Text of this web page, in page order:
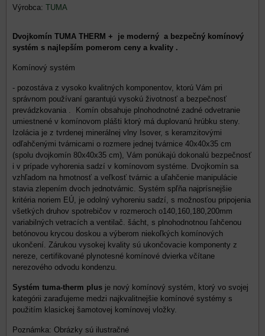
Výrobca: TUMA
Dvojkomín TUMA THERM + je moderný a bezpečný komínový
systém s najlepším pomerom ceny a kvality .
Komínový systém
- pozostáva z vysoko kvalitných komponentov, ktorú Vám pri
správnom používaní garantujú vysokú životnosť a bezpečnosť
prevádzkovania . Komín obsahuje plnohodnotné zadné odvetranie
umiestnené v komínovom plášti ktorý má duplovanú hrúbku steny.
Izolácia je z tvrdenej minerálnej vlny Isover, s keramzitovými
odľahčenými tvárnicami o rozmere jednej tvárnice 40x40x35 cm
(spolu dvojkomín 80x40x35 cm), Vám ponúkajú dokonalú bezpečnosť
i v prípade vyhorenia sadzí v komínovom systéme. Dvojkomín sa
vzhľadom na hmotnosť a veľkosť tvárnic a uľahčenie manipulácie
stavia zlepením dvoch jednotvárnic. Systém spľňa najprísnejšie
kritéria noriem EÚ, je odolný vyhoreniu sadzí, s možnosťou pripojenia
všetkých druhov spotrebičov v rozmeroch o140,160,180,200mm
variabilných vetracích a ventilač. šácht, s plnohodnotnou ľahčenou
betónovou krycou doskou a výberom niekoľkých komínových
ukončení. Zárukou vysokej kvality sú ukončovacie komponenty z
nereze, certifikované plynotesné komínové dvierka včítane
nerezového odvodu kondenzu.
Systém tuma-therm plus je nový komínový systém, ktorý vo svojej
kategórii zaraďujeme medzi najkvalitnejšie komínové systémy s
použitím klasickej šamotovej komínovej vložky.
Poznámka: Obrázky sú ilustračné